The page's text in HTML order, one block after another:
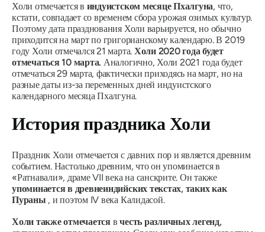
Холи отмечается в индуистском месяцеПхалгуна, что,
кстати, совпадает со временем сбора урожая озимыхкультур.
Поэтому дата празднования Холи варьируется, но обычно
приходится на март по григорианскому календарю. В 2019
году Холи отмечался 21 марта. Холи 2020 года будет
отмечаться 10 марта. Аналогично, Холи 2021 года будет
отмечаться 29 марта, фактически приходясь на март, но на
разные даты из-за переменных дней индуистского
календарного месяцаПхалгуна.
История праздника Холи
Праздник Холи отмечается с давних пор и является древним
событием. Настолько древним, что он упоминается в
«Ратнавали», драме VII века на санскрите. Он также
упоминается в древнеиндийских текстах, таких как
Пураны , и поэтом IV века Калидасой.
Холи также отмечаетсявчесть различных легенд,